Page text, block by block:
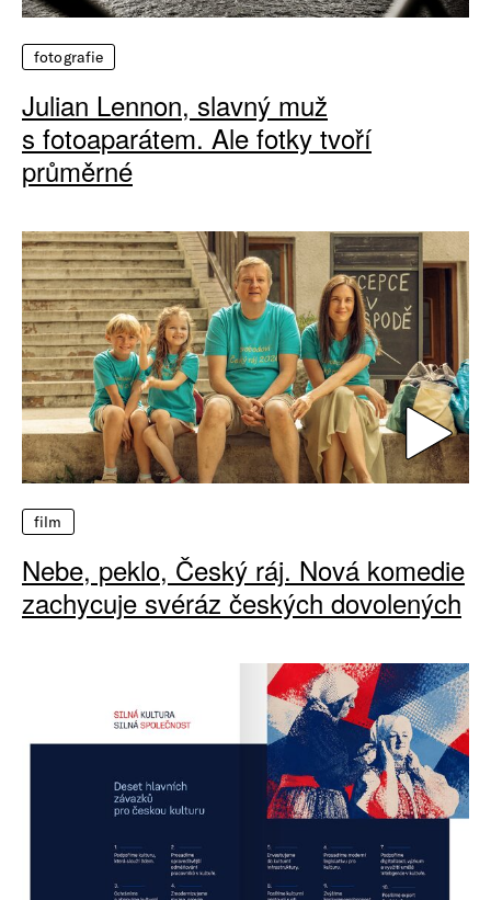
fotografie
Julian Lennon, slavný muž
s fotoaparátem. Ale fotky tvoří
průměrné
film
Nebe, peklo, Český ráj. Nová komedie
zachycuje svéráz českých dovolených